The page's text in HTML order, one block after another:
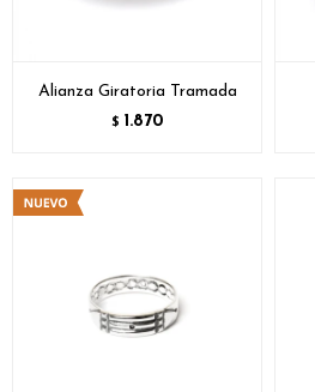
Alianza Giratoria Tramada
$ 1.870